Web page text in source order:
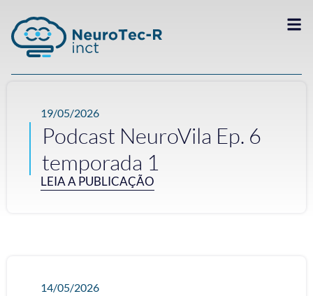
19/05/2026
Podcast NeuroVila Ep. 6
temporada 1
LEIA A PUBLICAÇÃO
14/05/2026